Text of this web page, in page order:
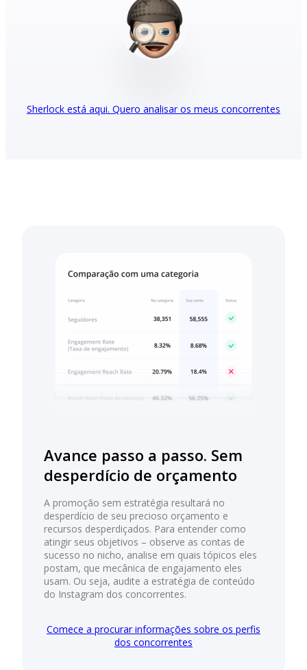
Sherlock está aqui. Quero analisar os meus concorrentes
Avance passo a passo. Sem
desperdício de orçamento
A promoção sem estratégia resultará no
desperdício de seu precioso orçamento e
recursos desperdiçados. Para entender como
atingir seus objetivos – observe as contas de
sucesso no nicho, analise em quais tópicos eles
postam, que mecânica de engajamento eles
usam. Ou seja, audite a estratégia de conteúdo
do Instagram dos concorrentes.
Comece a procurar informações sobre os perfis
dos concorrentes